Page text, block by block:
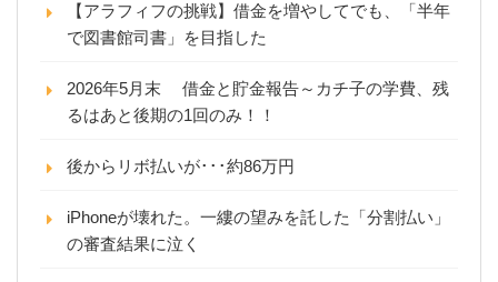
【アラフィフの挑戦】借金を増やしてでも、「半年
で図書館司書」を目指した
2026年5月末 借金と貯金報告～カチ子の学費、残
るはあと後期の1回のみ！！
後からリボ払いが･･･約86万円
iPhoneが壊れた。一縷の望みを託した「分割払い」
の審査結果に泣く